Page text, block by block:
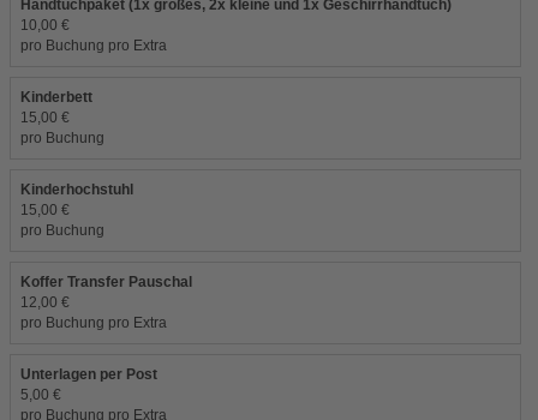
Handtuchpaket (1x großes, 2x kleine und 1x Geschirrhandtuch)
10,00 €
pro Buchung pro Extra
Kinderbett
15,00 €
pro Buchung
Kinderhochstuhl
15,00 €
pro Buchung
Koffer Transfer Pauschal
12,00 €
pro Buchung pro Extra
Unterlagen per Post
5,00 €
pro Buchung pro Extra